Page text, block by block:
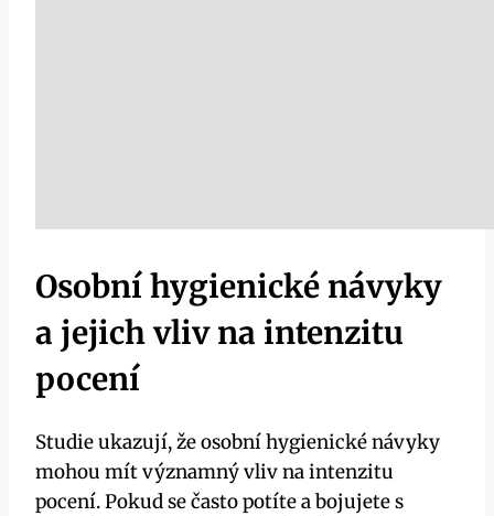
Osobní hygienické návyky
a jejich vliv na intenzitu
pocení
Studie ukazují, že osobní hygienické návyky
mohou mít významný vliv na intenzitu
pocení. Pokud se často potíte a bojujete s